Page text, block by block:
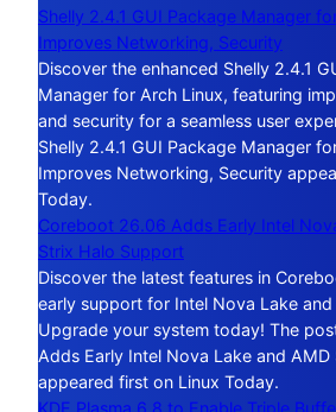
Shelly 2.4.1 GUI Package Manager
Improves Networking, Security
Discover the enhanced Shelly 2.4.1
Manager for Arch Linux, featuring
and security for a seamless user
Shelly 2.4.1 GUI Package Manager
Improves Networking, Security
Today.
Coreboot 26.06 Adds Early Intel
Strix Halo Support
Discover the latest features in
early support for Intel Nova Lake
Upgrade your system today! The
Adds Early Intel Nova Lake and
appeared first on Linux Today.
KDE Plasma 6.8 to Enable Triple